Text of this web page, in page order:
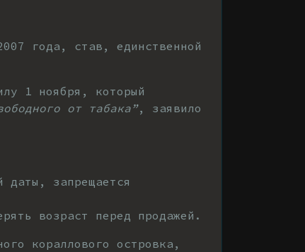
года, став, единственной
1 ноября, который
от табака”, заявило
даты, запрещается
возраст перед продажей.
кораллового островка,